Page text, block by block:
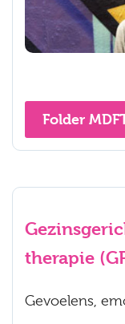
Folder
therapie
Gevoelens,